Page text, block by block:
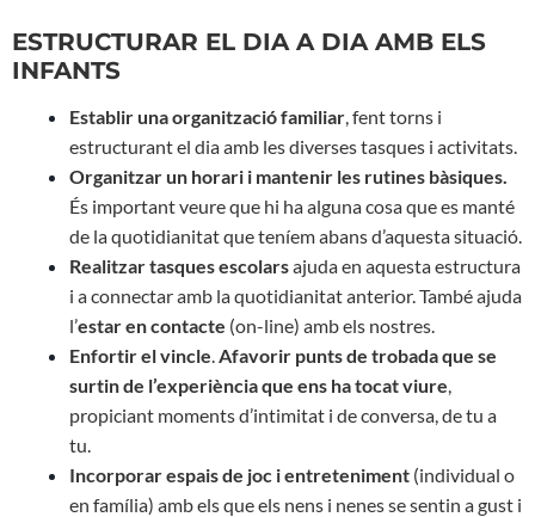
ESTRUCTURAR EL DIA A DIA AMB ELS
INFANTS
Establir una organització familiar, fent torns i
estructurant el dia amb les diverses tasques i activitats.
Organitzar un horari i mantenir les rutines bàsiques.
És important veure que hi ha alguna cosa que es manté
de la quotidianitat que teníem abans d’aquesta situació.
Realitzar tasques escolarsajuda en aquesta estructura
i a connectar amb la quotidianitat anterior. També ajuda
l’estar en contacte (on-line) amb els nostres.
Enfortir el vincle.Afavorir punts de trobada que se
surtin de l’experiència que ens ha tocat viure,
propiciant moments d’intimitat i de conversa, de tu a
tu.
Incorporarespais de joc i entreteniment (individual o
en família) amb els que els nens i nenes se sentin a gust i